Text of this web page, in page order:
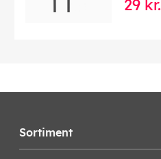
29 kr.
Sortiment